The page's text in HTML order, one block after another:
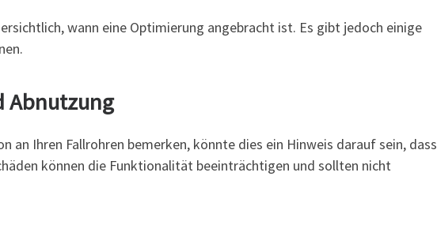
wann eine Optimierung angebracht ist. Es gibt jedoch einige
Abnutzung
an Ihren Fallrohren bemerken, könnte dies ein Hinweis darauf sein, dass
können die Funktionalität beeinträchtigen und sollten nicht